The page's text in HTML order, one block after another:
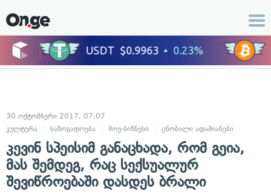
30 ოქტომბერი 2017, 07:07
კულტურა
საზოგადოება შოუ-ბიზნესი ცნობილი ადამიანები
კევინ სპეისიმ განაცხადა, რომ გეია,
მას შემდეგ, რაც სექსუალურ
შევიწროებაში დასდეს ბრალი